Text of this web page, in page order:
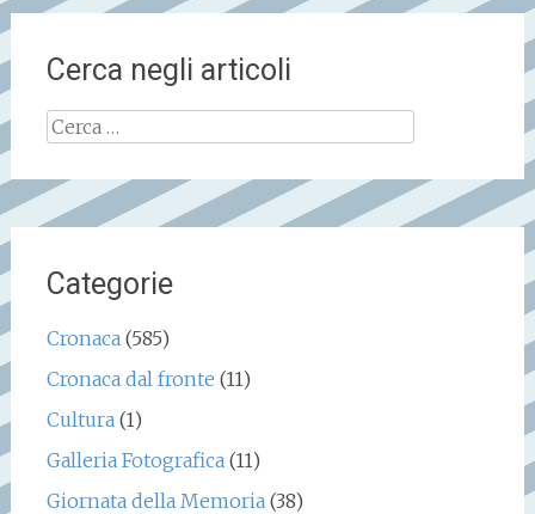
Cerca negli articoli
Ricerca
Categorie
Cronaca(585)
Cronaca dal fronte (11)
Cultura(1)
Galleria Fotografica(11)
Giornata della Memoria(38)